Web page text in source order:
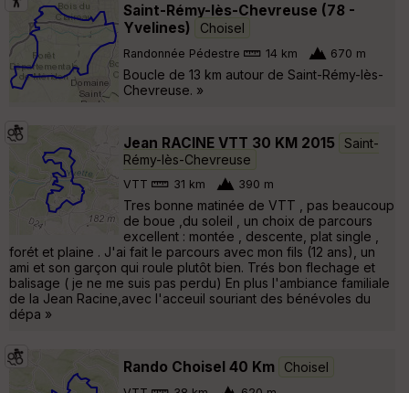
Saint-Rémy-lès-Chevreuse (78 -
Yvelines)
Choisel
Randonnée Pédestre 14 km 670 m
Boucle de 13 km autour de Saint-Rémy-lès-
Chevreuse. »
Jean RACINE VTT 30 KM 2015
Saint-
Rémy-lès-Chevreuse
VTT 31 km 390 m
Tres bonne matinée de VTT , pas beaucoup
de boue ,du soleil , un choix de parcours
excellent : montée , descente, plat single ,
forét et plaine . J'ai fait le parcours avec mon fils (12 ans), un
ami et son garçon qui roule plutôt bien. Trés bon flechage et
balisage ( je ne me suis pas perdu) En plus l'ambiance familiale
de la Jean Racine,avec l'acceuil souriant des bénévoles du
dépa »
Rando Choisel 40 Km Choisel